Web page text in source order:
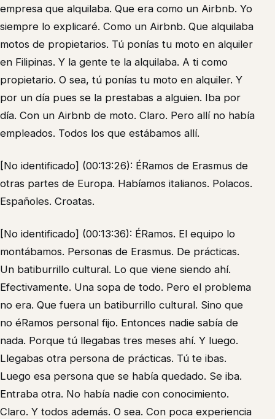
empresa que alquilaba. Que era como un Airbnb. Yo
siempre lo explicaré. Como un Airbnb. Que alquilaba
motos de propietarios. Tú ponías tu moto en alquiler
en Filipinas. Y la gente te la alquilaba. A ti como
propietario. O sea, tú ponías tu moto en alquiler. Y
por un día pues se la prestabas a alguien. Iba por
día. Con un Airbnb de moto. Claro. Pero allí no había
empleados. Todos los que estábamos allí.
[No identificado] (00:13:26): ÉRamos de Erasmus de
otras partes de Europa. Habíamos italianos. Polacos.
Españoles. Croatas.
[No identificado] (00:13:36): ÉRamos. El equipo lo
montábamos. Personas de Erasmus. De prácticas.
Un batiburrillo cultural. Lo que viene siendo ahí.
Efectivamente. Una sopa de todo. Pero el problema
no era. Que fuera un batiburrillo cultural. Sino que
no éRamos personal fijo. Entonces nadie sabía de
nada. Porque tú llegabas tres meses ahí. Y luego.
Llegabas otra persona de prácticas. Tú te ibas.
Luego esa persona que se había quedado. Se iba.
Entraba otra. No había nadie con conocimiento.
Claro. Y todos además. O sea. Con poca experiencia